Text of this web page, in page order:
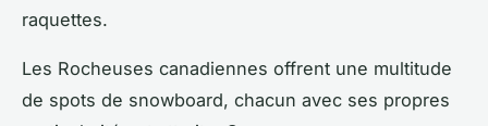
raquettes.
Les Rocheuses canadiennes offrent une multitude
de spots de snowboard, chacun avec ses propres